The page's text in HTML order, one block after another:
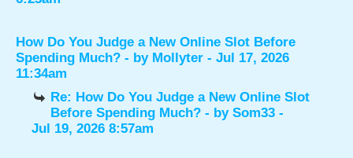
How Do You Judge a New Online Slot Before
Spending Much? - by Mollyter - Jul 17, 2026
11:34am
Re: How Do You Judge a New Online Slot
Before Spending Much? - bySom33 -
Jul 19, 2026 8:57am